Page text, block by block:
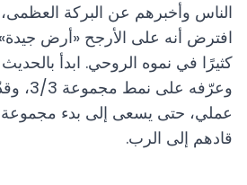
الناس وأخبرهم عن البركة
افترض أنه على الأرجح «أرض
كثيرًا في نموه الروحي. ابدأ
وعرّفه
عملي، حتى يسعى إلى بدء
قادهم إلى الرب.